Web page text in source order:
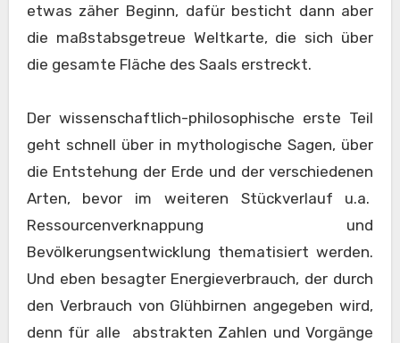
etwas zäher Beginn, dafür besticht dann aber
die maßstabsgetreue Weltkarte, die sich über
die gesamte Fläche des Saals erstreckt.
Der wissenschaftlich-philosophische erste Teil
geht schnell über in mythologische Sagen, über
die Entstehung der Erde und der verschiedenen
Arten, bevor im weiteren Stückverlauf u.a.
Ressourcenverknappung und
Bevölkerungsentwicklung thematisiert werden.
Und eben besagter Energieverbrauch, der durch
den Verbrauch von Glühbirnen angegeben wird,
denn für alle abstrakten Zahlen und Vorgänge